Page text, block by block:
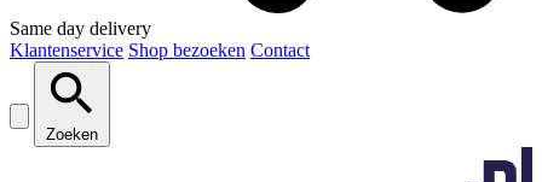
Same day delivery
Klantenservice Shop bezoeken Contact
Zoeken